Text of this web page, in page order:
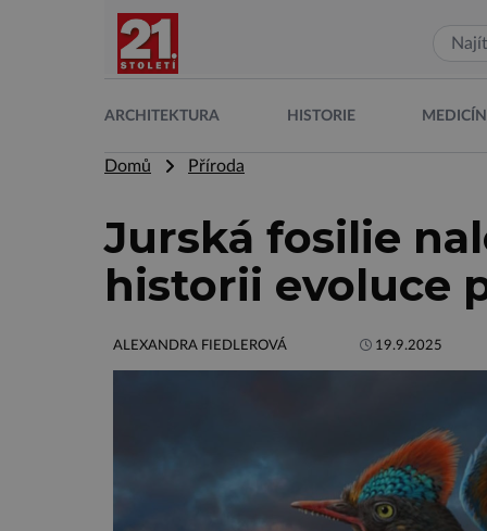
ARCHITEKTURA HISTORIE
Domů Příroda
Jurská fosilie
historii evoluce
ALEXANDRA FIEDLEROVÁ 19.9.2025